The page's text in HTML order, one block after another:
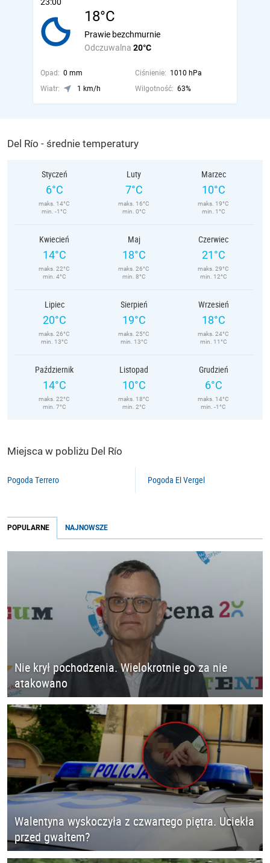
18°C
Odczuwalna 20°C
Prawie bezchmurnie
Opad: 0 mm Ciśnienie: 1010 hPa
Wiatr:
1 km/h Wilgotność: 63%
Del Río - średnie temperatury
Styczeń
6°C
maks. 14°C
min. -1°C
Luty
7°C
maks. 16°C
min. 0°C
Marzec
10°C
maks. 19°C
min. 1°C
Kwiecień
14°C
maks. 22°C
min. 4°C
Maj
18°C
maks. 26°C
min. 8°C
Czerwiec
21°C
maks. 29°C
min. 12°C
Lipiec
20°C
maks. 26°C
min. 13°C
Sierpień
19°C
maks. 25°C
min. 13°C
Wrzesień
18°C
maks. 24°C
min. 11°C
Październik
14°C
maks. 22°C
min. 7°C
Listopad
10°C
maks. 18°C
min. 2°C
Grudzień
6°C
maks. 14°C
min. -1°C
Miejsca w pobliżu Del Río
Pogoda Terrero Pogoda El Vergel
POPULARNE NAJNOWSZE
Nie krył pochodzenia. Wielokrotnie go za nie
atakowano
Walentyna wyskoczyła z czwartego piętra. Uciekła
przed gwałtem?